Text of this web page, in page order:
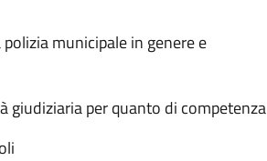
municipale in genere e
per quanto di competenza